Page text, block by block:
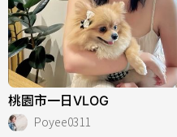
桃園市一日VLOG
Poyee0311